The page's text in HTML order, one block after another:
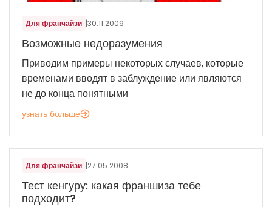
Для франчайзи |30.11.2009
Возможные недоразумения
Приводим примеры некоторых случаев, которые
временами вводят в заблуждение или являются
не до конца понятными
узнать больше
Для франчайзи |27.05.2008
Тест кенгуру: какая франшиза тебе
подходит?